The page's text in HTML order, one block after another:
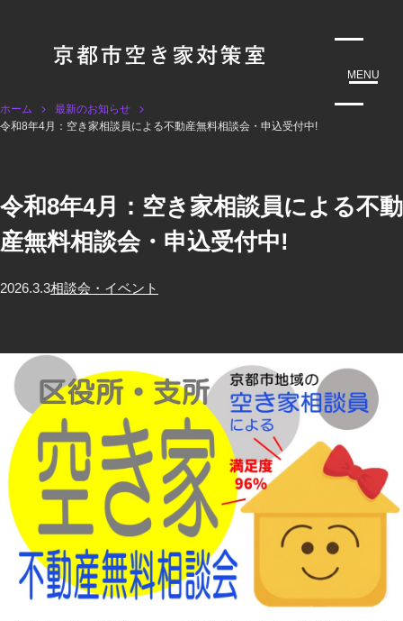
MENU
ホーム
最新のお知らせ
令和8年4月：空き家相談員による不動産無料相談会・申込受付中!
令和8年4月：空き家相談員による不動
産無料相談会・申込受付中!
2026.3.3相談会・イベント